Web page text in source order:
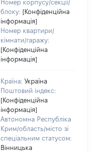
Номер корпусу/секції/
блоку: [Конфіденційна
інформація]
Номер квартири/
кімнати/гаражу:
[Конфіденційна
інформація]
Країна: Україна
Поштовий індекс:
[Конфіденційна
інформація]
Автономна Республіка
Крим/область/місто зі
спеціальним статусом:
Вінницька